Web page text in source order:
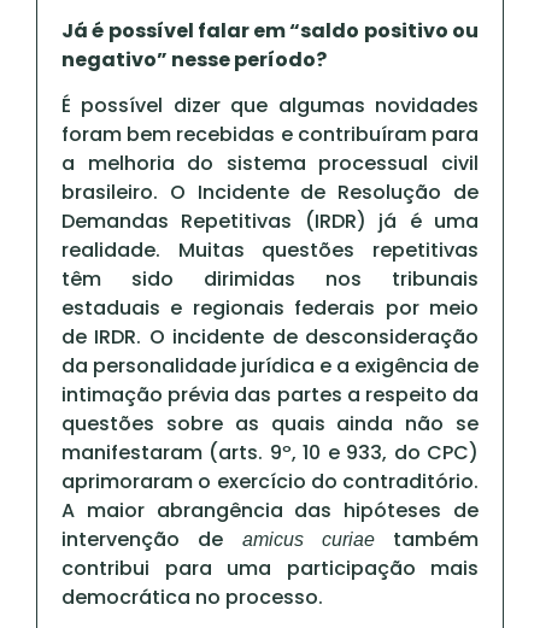
Já é possível falar em “saldo positivo ou
negativo” nesse período?
É possível dizer que algumas novidades
foram bem recebidas e contribuíram para
a melhoria do sistema processual civil
brasileiro. O Incidente de Resolução de
Demandas Repetitivas (IRDR) já é uma
realidade. Muitas questões repetitivas
têm sido dirimidas nos tribunais
estaduais e regionais federais por meio
de IRDR. O incidente de desconsideração
da personalidade jurídica e a exigência de
intimação prévia das partes a respeito da
questões sobre as quais ainda não se
manifestaram (arts. 9º, 10 e 933, do CPC)
aprimoraram o exercício do contraditório.
A maior abrangência das hipóteses de
intervenção de
amicus curiaetambém
contribui para uma participação mais
democrática no processo.